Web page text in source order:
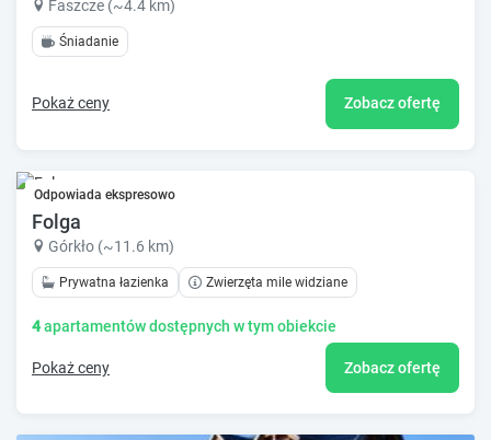
Faszcze (~4.4 km)
Śniadanie
Pokaż ceny Zobacz ofertę
Odpowiada ekspresowo
Folga
Górkło (~11.6 km)
Prywatna łazienka Zwierzęta mile widziane
4apartamentów dostępnych w tym obiekcie
Pokaż ceny Zobacz ofertę